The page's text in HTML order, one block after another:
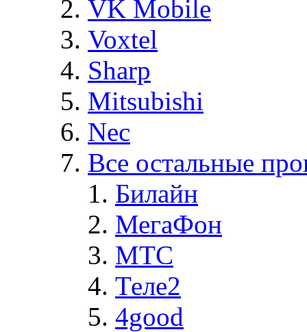
VK Mobile
Voxtel
Sharp
Mitsubishi
Nec
Все остальные
Билайн
МегаФон
MTC
Теле2
4good